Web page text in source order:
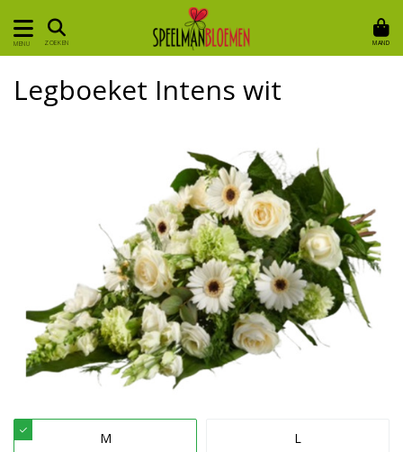
MENU ZOEKEN MAND
Legboeket Intens wit
M L